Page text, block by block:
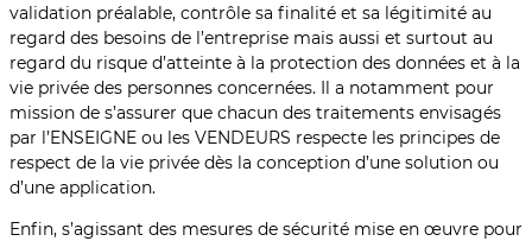
validation préalable, contrôle sa finalité et sa légitimité au
regard des besoins de l’entreprise mais aussi et surtout au
regard du risque d’atteinte à la protection des données et à la
vie privée des personnes concernées. Il a notamment pour
mission de s’assurer que chacun des traitements envisagés
par l’ENSEIGNE ou les VENDEURS respecte les principes de
respect de la vie privée dès la conception d’une solution ou
d’une application.
Enfin, s’agissant des mesures de sécurité mise en œuvre pour